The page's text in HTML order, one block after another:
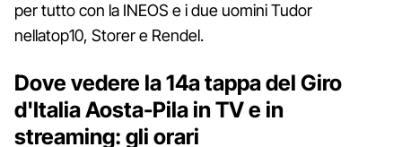
per tutto con la INEOS e i due uomini Tudor
nellatop10, Storer e Rendel.
Dove vedere la 14a tappa del Giro
d'Italia Aosta-Pila in TV e in
streaming: gli orari